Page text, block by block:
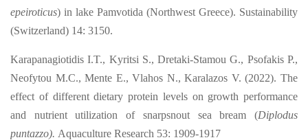
epeiroticus) in lake Pamvotida (Northwest Greece). Sustainability
(Switzerland) 14: 3150.
Karapanagiotidis I.T., Kyritsi S., Dretaki-Stamou G., Psofakis P.,
Neofytou M.C., Mente E., Vlahos N., Karalazos V. (2022). The
effect of different dietary protein levels on growth performance
and nutrient utilization of snarpsnout sea bream (Diplodus
puntazzo). Aquaculture Research 53: 1909-1917